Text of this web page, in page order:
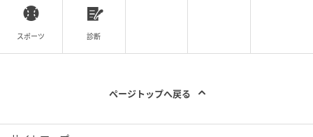
スポーツ 診断
ページトップへ戻る